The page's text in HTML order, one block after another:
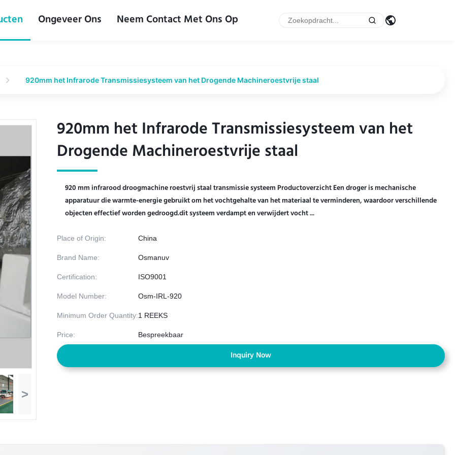
Ongeveer Ons Neem Contact Met Ons Op
920mm het Infrarode Transmissiesysteem van het Drogende Machineroestvrije staal
>
920mm het Infrarode Transmissiesysteem van het
Drogende Machineroestvrije staal
920mm het Infrarode Transmissiesysteem van het
Drogende Machineroestvrije staal
920 mm infrarood droogmachine roestvrij staal transmissie systeem Productoverzicht Een droger is mechanische
apparatuur die warmte-energie gebruikt om het vochtgehalte van het materiaal te verminderen, waardoor verschillende
objecten effectief worden gedroogd.dit systeem verdampt en verwijdert vocht ...
Place of Origin: China
Brand Name: Osmanuv
Certification: ISO9001
Model Number: Osm-IRL-920
Minimum Order Quantity:1 REEKS
Price: Bespreekbaar
Inquiry Now